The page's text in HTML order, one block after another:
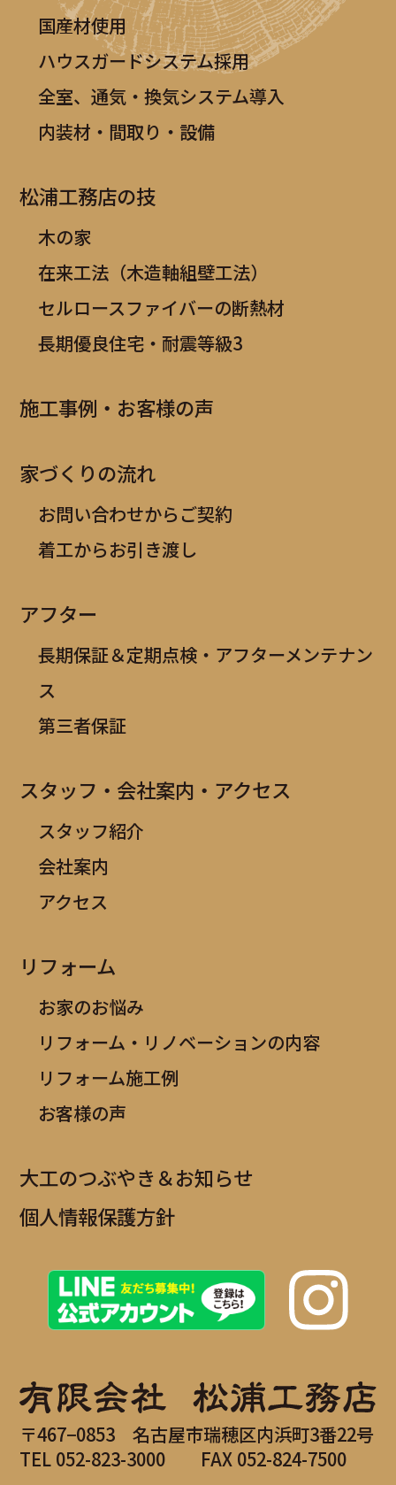
国産材使用
ハウスガードシステム採用
全室、通気・換気システム導入
内装材・間取り・設備
松浦工務店の技
木の家
在来工法（木造軸組壁工法）
セルロースファイバーの断熱材
長期優良住宅・耐震等級3
施工事例・お客様の声
家づくりの流れ
お問い合わせからご契約
着工からお引き渡し
アフター
長期保証＆定期点検・アフターメンテナン
ス
第三者保証
スタッフ・会社案内・アクセス
スタッフ紹介
会社案内
アクセス
リフォーム
お家のお悩み
リフォーム・リノベーションの内容
リフォーム施工例
お客様の声
大工のつぶやき＆お知らせ
個人情報保護方針
〒467−0853名古屋市瑞穂区内浜町3番22号
TEL 052-823-3000 FAX 052-824-7500